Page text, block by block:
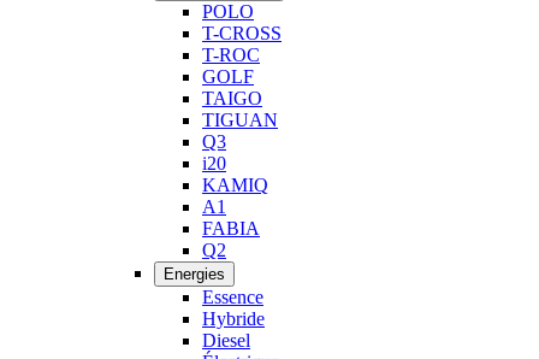
POLO
T-CROSS
T-ROC
GOLF
TAIGO
TIGUAN
Q3
i20
KAMIQ
A1
FABIA
Q2
Energies
Essence
Hybride
Diesel